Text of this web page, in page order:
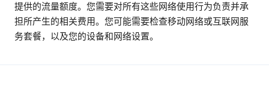
提供的流量额度。您需要对所有这些网络使用行为负责并承
担所产生的相关费用。您可能需要检查移动网络或互联网服
务套餐，以及您的设备和网络设置。